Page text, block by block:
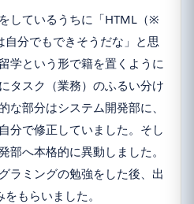
しているうちに「HTML（※
分でもできそうだな」と思
学という形で籍を置くように
タスク（業務）のふるい分け
な部分はシステム開発部に、
分で修正していました。そし
部へ本格的に異動しました。
ラミングの勉強をした後、出
もらいました。